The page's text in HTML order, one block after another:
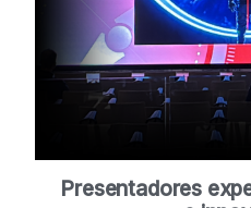
Presentadores